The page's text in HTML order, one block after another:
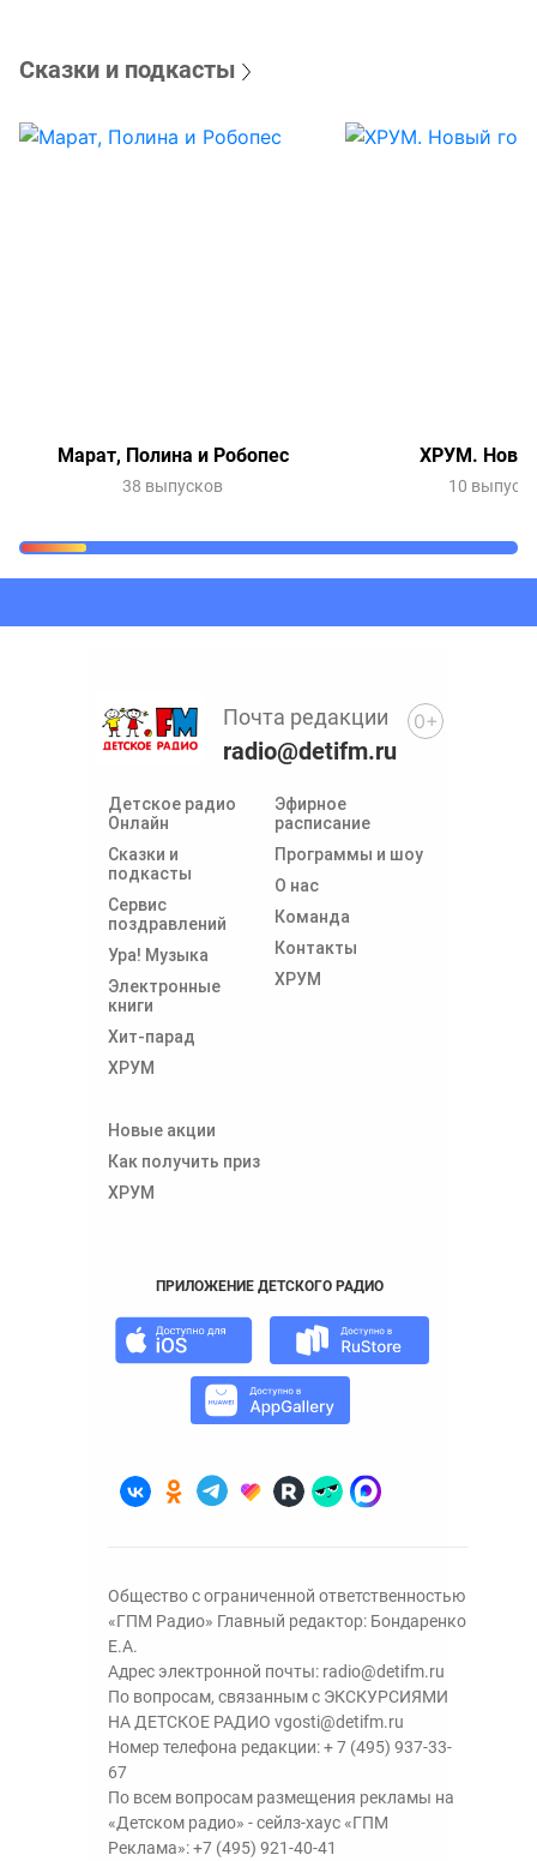
Сказки и подкасты
Марат, Полина и Робопес
38 выпусков
ХРУМ.
10
Детское радио
Онлайн
Сказки и
подкасты
Сервис
поздравлений
Ура! Музыка
Электронные
книги
Хит-парад
ХРУМ
Эфирное
расписание
Программы и шоу
О нас
Команда
Контакты
ХРУМ
Новые акции
Как получить приз
ХРУМ
Почта редакции
radio@detifm.ru
ПРИЛОЖЕНИЕ ДЕТСКОГО РАДИО
0+
Общество с ограниченной ответственностью
«ГПМ Радио» Главный редактор: Бондаренко
Е.А.
Адрес электронной почты: radio@detifm.ru
По вопросам, связанным с ЭКСКУРСИЯМИ
НА ДЕТСКОЕ РАДИО vgosti@detifm.ru
Номер телефона редакции:+ 7 (495) 937-33-
67
По всем вопросам размещения рекламы на
«Детском радио» - сейлз-хаус «ГПМ
Реклама»:+7 (495) 921-40-41